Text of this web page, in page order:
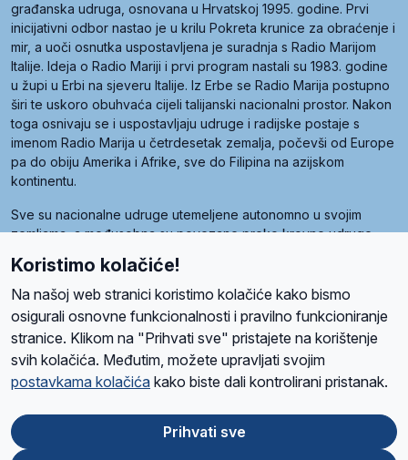
građanska udruga, osnovana u Hrvatskoj 1995. godine. Prvi
inicijativni odbor nastao je u krilu Pokreta krunice za obraćenje i
mir, a uoči osnutka uspostavljena je suradnja s Radio Marijom
Italije. Ideja o Radio Mariji i prvi program nastali su 1983. godine
u župi u Erbi na sjeveru Italije. Iz Erbe se Radio Marija postupno
širi te uskoro obuhvaća cijeli talijanski nacionalni prostor. Nakon
toga osnivaju se i uspostavljaju udruge i radijske postaje s
imenom Radio Marija u četrdesetak zemalja, počevši od Europe
pa do obiju Amerika i Afrike, sve do Filipina na azijskom
kontinentu.
Sve su nacionalne udruge utemeljene autonomno u svojim
zemljama, a međusobna su povezane preko krovne udruge
Radio Maria). Svjetsku obitelj utemeljilo je sedam članica, među
kojima je i hrvatska Udruga Radio Marija.
O namaRadio ProgramVolonteriPrijateljiKontaktPravila privatnosti
Ova stranica je zaštićena Google reCAPTCHA sustavom
Koristimo kolačiće!
Na našoj web stranici koristimo kolačiće kako bismo
osigurali osnovne funkcionalnosti i pravilno funkcioniranje
stranice. Klikom na "Prihvati sve" pristajete na korištenje
svih kolačića. Međutim, možete upravljati svojim
postavkama kolačića kako biste dali kontrolirani pristanak.
Prihvati sve